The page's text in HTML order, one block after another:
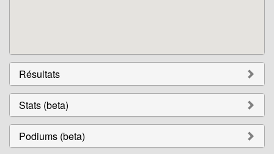
Résultats
Stats (beta)
Podiums (beta)